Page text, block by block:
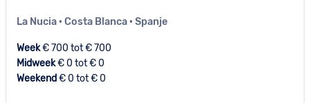
La Nucia · Costa Blanca · Spanje
Week€ 700 tot € 700
Midweek€ 0 tot € 0
Weekend€ 0 tot € 0